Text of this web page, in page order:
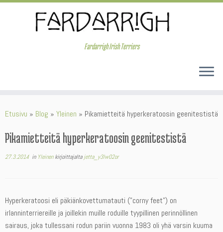
Skip
Fardarrigh Irish Terriers
Etusivu » Blog » Yleinen » Pikamietteitä hyperkeratoosin geenitestistä
Pikamietteitä hyperkeratoosin geenitestistä
27.3.2014in Yleinenkirjoittajaltajetta_y3lw02or
Hyperkeratoosi eli päkiänkovettumatauti (”corny feet”) on
irlanninterriereille ja joillekin muille roduille tyypillinen perinnöllinen
sairaus, joka tullessani rodun pariin vuonna 1983 oli yhä varsin kuuma